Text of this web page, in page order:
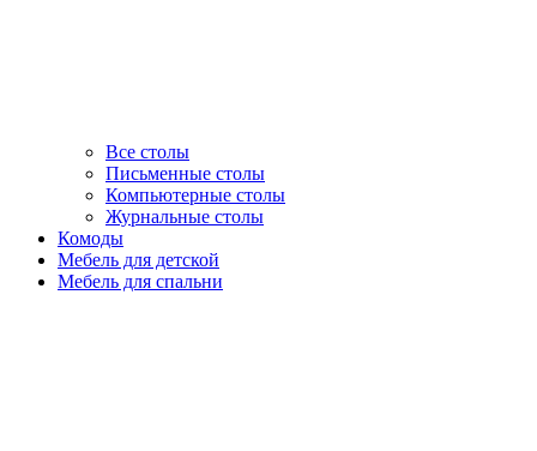
Все столы
Письменные столы
Компьютерные столы
Журнальные столы
Комоды
Мебель для детской
Мебель для спальни